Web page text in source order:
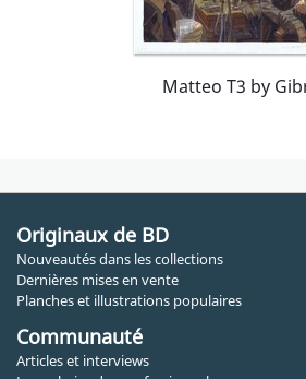
Matteo T3 by
Originaux de BD
Nouveautés dans les collections
Dernières mises en vente
Planches et illustrations populaires
Communauté
Articles et interviews